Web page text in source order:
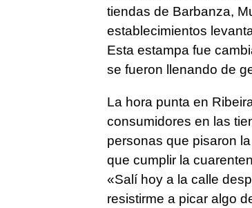
tiendas de Barbanza,
establecimientos
Esta estampa fue
se fueron llenando de
La hora punta en
consumidores en las
personas que pisaron
que cumplir la
«Salí hoy a la calle
resistirme a picar algo